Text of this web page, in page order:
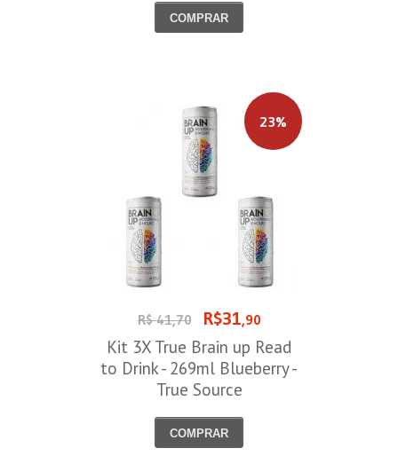
COMPRAR
23%
R$ 41,70 R$31,90
Kit 3X True Brain up Read
to Drink - 269ml Blueberry -
True Source
COMPRAR